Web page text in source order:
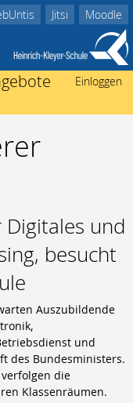
Jitsi Moodle
Einloggen
in
Beratungsangebote
International
Unterrichtszeiten
Vertretungsplan
3D-Drucker
und
besucht
Auszubildende
und
des Bundesministers.
die
Klassenräumen.